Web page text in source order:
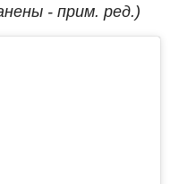
- прим. ред.)